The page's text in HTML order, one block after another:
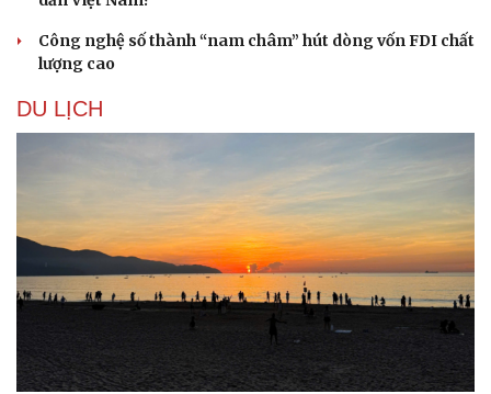
Công nghệ số thành “nam châm” hút dòng vốn FDI chất
lượng cao
DU LỊCH